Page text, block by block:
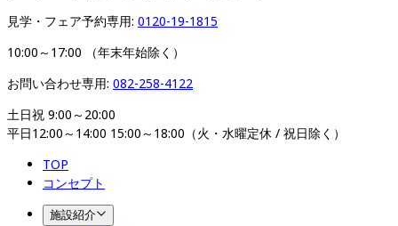
見学・フェア予約専用: 0120-19-1815
10:00～17:00 （年末年始除く）
お問い合わせ専用: 082-258-4122
土日祝 9:00～20:00
平日12:00～14:00 15:00～18:00（火・水曜定休 / 祝日除く）
TOP
コンセプト
施設紹介